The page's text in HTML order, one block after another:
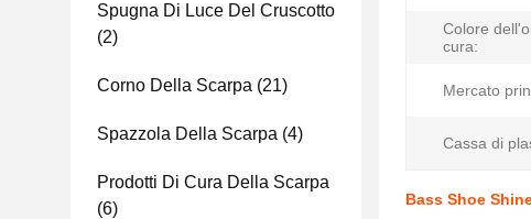
Spugna Di Luce Del Cruscotto
(2)
Corno Della Scarpa (21)
Spazzola Della Scarpa (4)
Prodotti Di Cura Della Scarpa
(6)
Colore
cura:
Mercato
Cassa di
Bass Shoe